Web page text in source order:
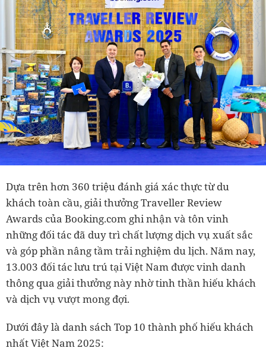
Dựa trên hơn 360 triệu đánh giá xác thực từ du
khách toàn cầu, giải thưởng Traveller Review
Awards của Booking.com ghi nhận và tôn vinh
những đối tác đã duy trì chất lượng dịch vụ xuất sắc
và góp phần nâng tầm trải nghiệm du lịch. Năm nay,
13.003 đối tác lưu trú tại Việt Nam được vinh danh
thông qua giải thưởng này nhờ tinh thần hiếu khách
và dịch vụ vượt mong đợi.
Dưới đây là danh sách Top 10 thành phố hiếu khách
nhất Việt Nam 2025: